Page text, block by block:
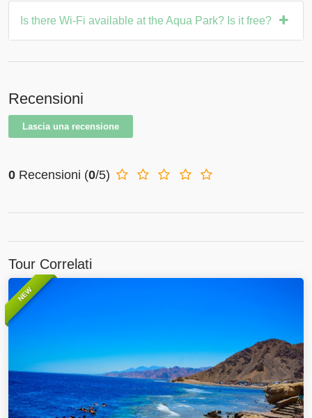
Is there Wi-Fi available at the Aqua Park? Is it free?
Recensioni
Lascia una recensione
0 Recensioni (0/5)
Tour Correlati
NEW